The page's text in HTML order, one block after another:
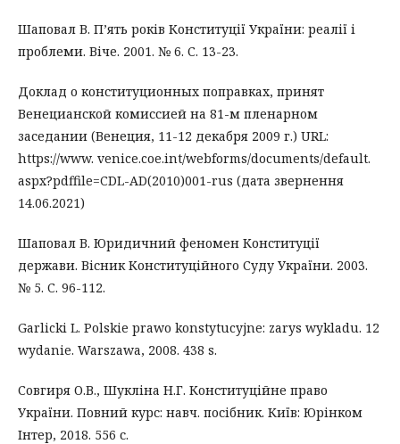
Шаповал В. П’ять років Конституції України: реалії і
проблеми. Віче. 2001. № 6. С. 13-23.
Доклад о конституционных поправках, принят
Венецианской комиссией на 81-м пленарном
заседании (Венеция, 11-12 декабря 2009 г.) URL:
https://www. venice.coe.int/webforms/documents/default.
aspx?pdffile=CDL-AD(2010)001-rus (дата звернення
14.06.2021)
Шаповал В. Юридичний феномен Конституції
держави. Вісник Конституційного Суду України. 2003.
№ 5. C. 96-112.
Garlicki L. Polskie prawo konstytucyjne: zarys wykladu. 12
wydanie. Warszawa, 2008. 438 s.
Совгиря О.В., Шукліна Н.Г. Конституційне право
України. Повний курс: навч. посібник. Київ: Юрінком
Інтер, 2018. 556 с.